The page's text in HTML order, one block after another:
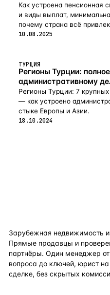
Как устроена пенсионная
и виды выплат,
почему страна всё
пенсии в 2026-м.
10.08.2025
ТУРЦИЯ
Регионы Турции:
административному
Регионы Турции: 7
— как устроено
стыке Европы и Азии.
18.10.2024
Зарубежная недвижимость
Прямые продавцы и
партнёры. Один менеджер от
вопроса до ключей, юрист
сделке, без скрытых